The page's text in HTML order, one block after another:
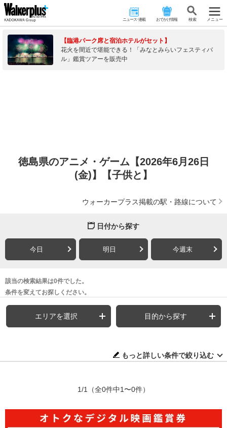
ニュース･連載 おでかけ情報 検 索 メニュー
【臨港パーク席と宿泊ホテルがセット】
花火を間近で堪能できる！「みなとみらいフェスティバ
ル」鑑賞ツアーを販売中
徳島県のアニメ・ゲーム【2026年6月26日
(金)】【子供と】
ウォーカープラス掲載の駅・路線について
日付から探す
今日 明日 今週末
該当の検索結果は0件でした。
条件を変えてお探しください。
エリアを選択 目的から探す
もっと詳しい条件で絞り込む
1/1 （全0件中1〜0件）